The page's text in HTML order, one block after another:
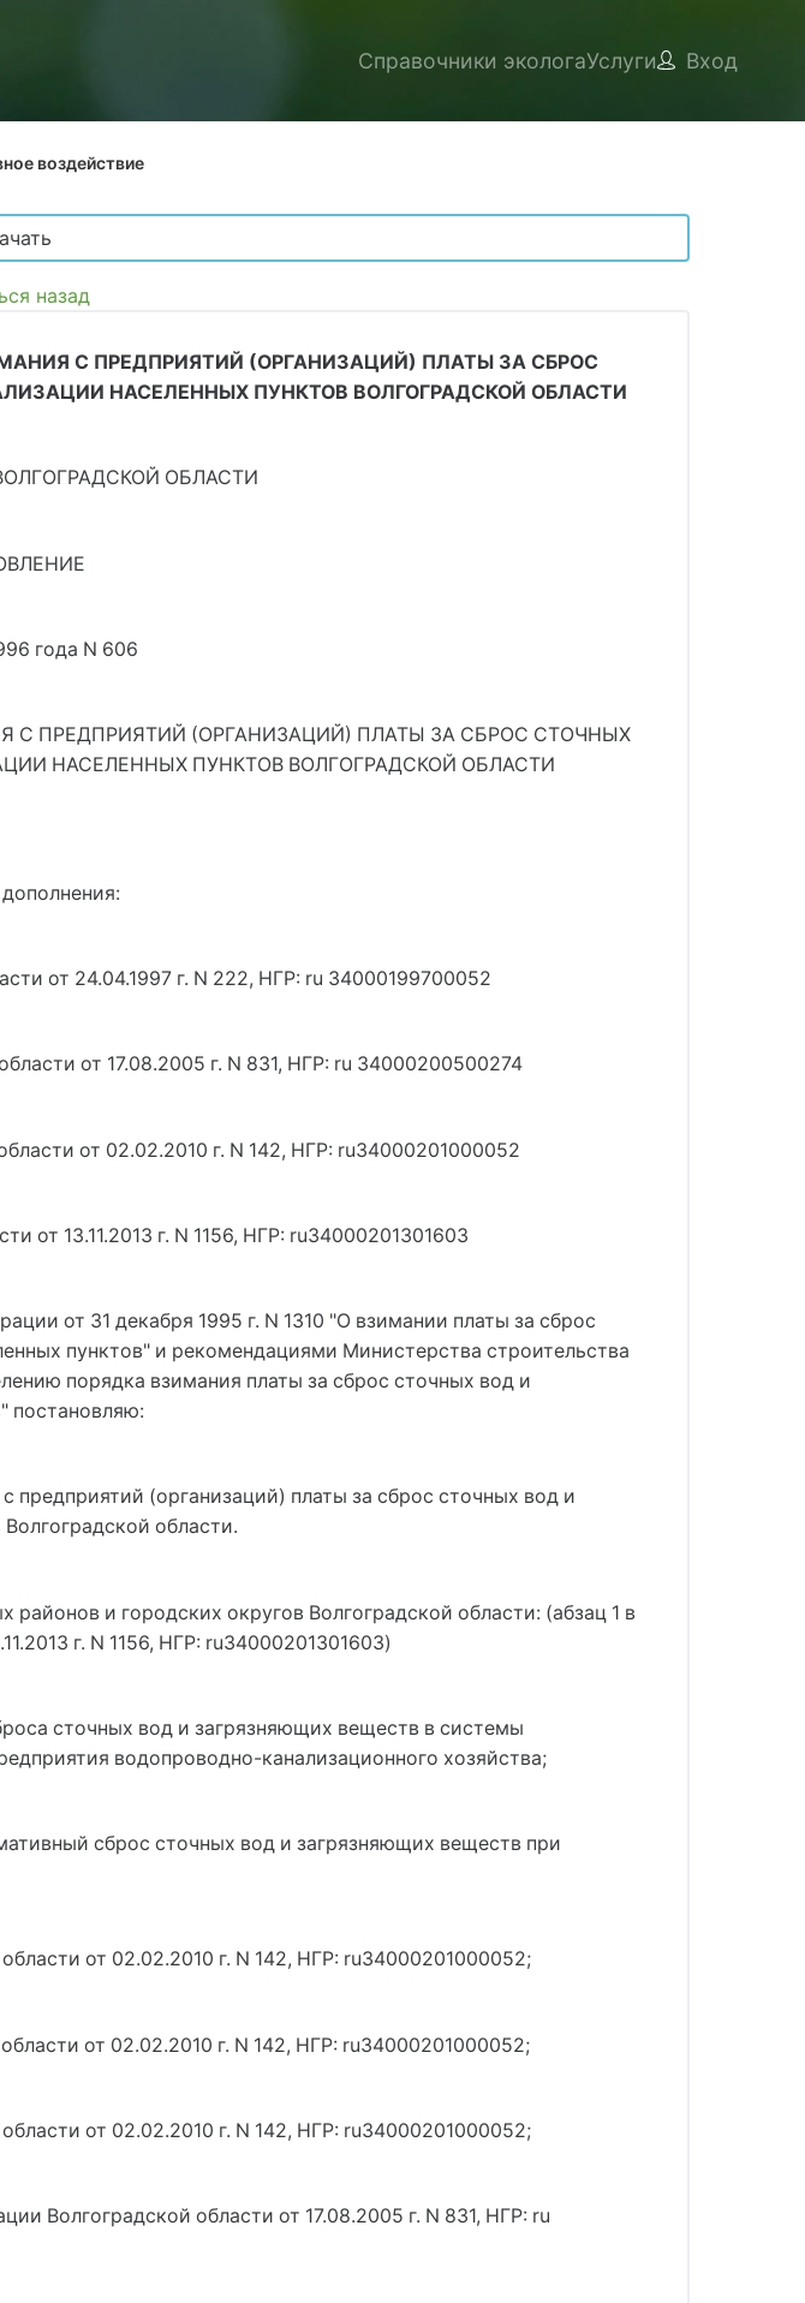
Справочники экологаУслуги Вход
воздействие
назад
С ПРЕДПРИЯТИЙ (ОРГАНИЗАЦИЙ) ПЛАТЫ ЗА СБРОС
НАСЕЛЕННЫХ ПУНКТОВ ВОЛГОГРАДСКОЙ ОБЛАСТИ
ОБЛАСТИ
года N 606
ПРЕДПРИЯТИЙ (ОРГАНИЗАЦИЙ) ПЛАТЫ ЗА СБРОС СТОЧНЫХ
НАСЕЛЕННЫХ ПУНКТОВ ВОЛГОГРАДСКОЙ ОБЛАСТИ
от 24.04.1997 г. N 222, НГР: ru 34000199700052
от 17.08.2005 г. N 831, НГР: ru 34000200500274
от 02.02.2010 г. N 142, НГР: ru34000201000052
от 13.11.2013 г. N 1156, НГР: ru34000201301603
от 31 декабря 1995 г. N 1310 "О взимании платы за сброс
пунктов" и рекомендациями Министерства строительства
порядка взимания платы за сброс сточных вод и
постановляю:
(организаций) платы за сброс сточных вод и
области.
и городских округов Волгоградской области: (абзац 1 в
г. N 1156, НГР: ru34000201301603)
сточных вод и загрязняющих веществ в системы
водопроводно-канализационного хозяйства;
сброс сточных вод и загрязняющих веществ при
от 02.02.2010 г. N 142, НГР: ru34000201000052;
от 02.02.2010 г. N 142, НГР: ru34000201000052;
от 02.02.2010 г. N 142, НГР: ru34000201000052;
Волгоградской области от 17.08.2005 г. N 831, НГР: ru